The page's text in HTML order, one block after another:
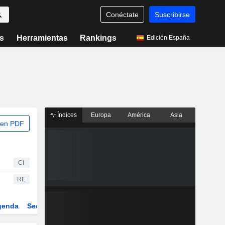
Conéctate Suscribirse
Herramientas Rankings Edición España
PDF
CI
RE
Sector
Índices Europa América Asia